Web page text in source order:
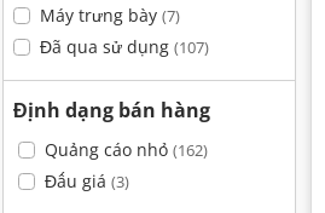
Máy trưng bày (7)
Đã qua sử dụng (107)
Định dạng bán hàng
Quảng cáo nhỏ (162)
Đấu giá (3)